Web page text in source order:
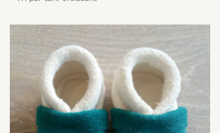
prix :
41,00 €
à
54,00 €